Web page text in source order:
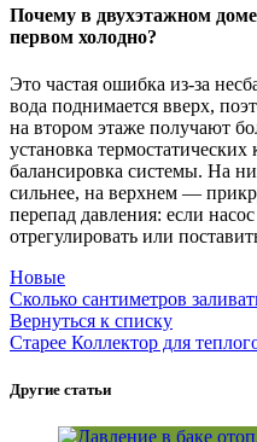
Почему в двухэтажном
первом холодно?
Это частая ошибка из-за
вода поднимается вверх,
на втором этаже получают
установка
балансировка системы. На
сильнее, на верхнем —
перепад давления: если
отрегулировать или
Новые
Сколько сантиметров
Вернуться к списку
Старее Коллектор для
Другие статьи